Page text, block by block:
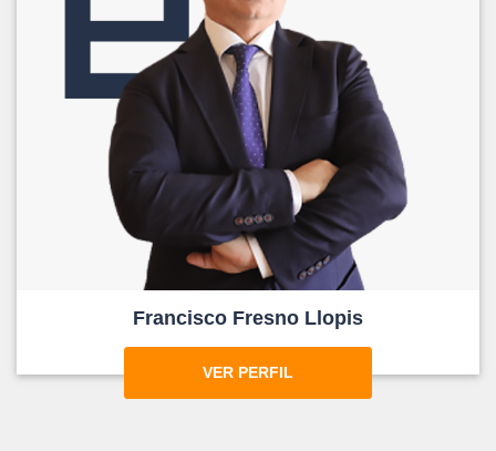
Francisco Fresno Llopis
VER PERFIL